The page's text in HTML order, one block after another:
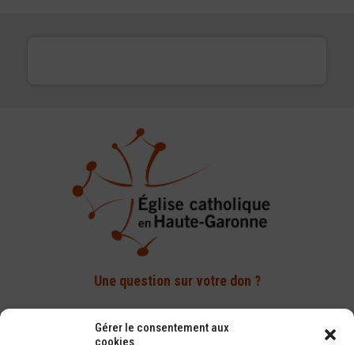
Gérer le consentement aux
cookies
Une question sur votre don ?
Par téléphone :